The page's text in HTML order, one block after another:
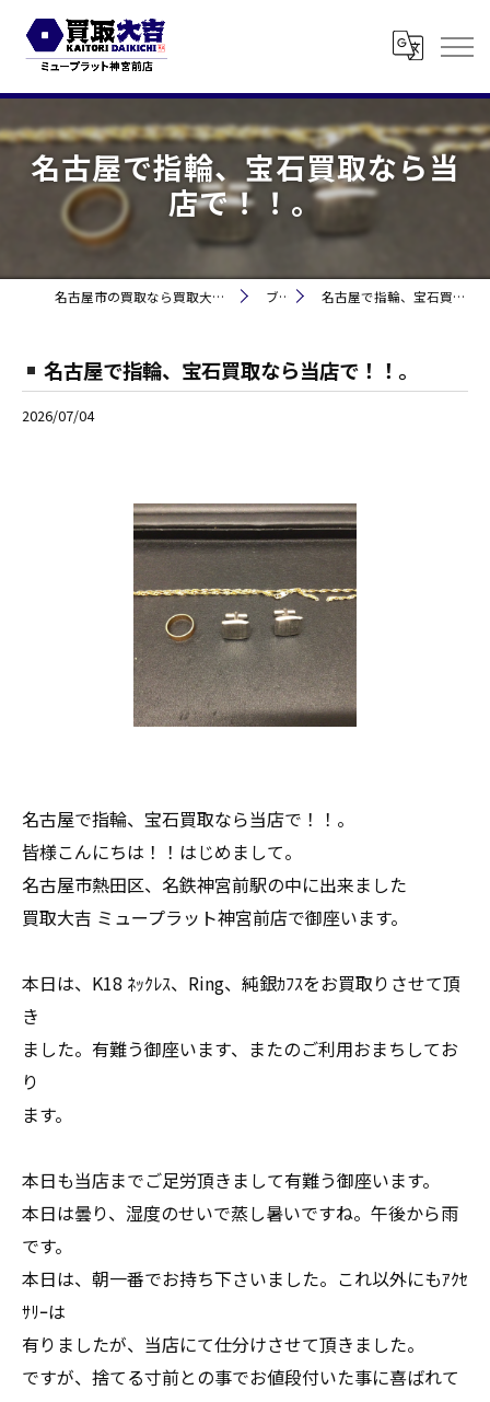
名古屋で指輪、宝石買取なら当
店で！！。
名古屋市の買取なら買取大吉 ミュープラット神宮前 ブログ 名古屋で指輪、宝石買取なら当店で！！。
名古屋で指輪、宝石買取なら当店で！！。
2026/07/04
名古屋で指輪、宝石買取なら当店で！！。
皆様こんにちは！！はじめまして。
名古屋市熱田区、名鉄神宮前駅の中に出来ました
買取大吉 ミュープラット神宮前店で御座います。
本日は、K18 ﾈｯｸﾚｽ、Ring、純銀ｶﾌｽをお買取りさせて頂
き
ました。有難う御座います、またのご利用おまちしてお
り
ます。
本日も当店までご足労頂きまして有難う御座います。
本日は曇り、湿度のせいで蒸し暑いですね。午後から雨
です。
本日は、朝一番でお持ち下さいました。これ以外にもｱｸｾ
ｻﾘｰは
有りましたが、当店にて仕分けさせて頂きました。
ですが、捨てる寸前との事でお値段付いた事に喜ばれて